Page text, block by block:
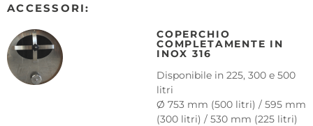
ACCESSORI:
COPERCHIO
COMPLETAMENTE IN
INOX 316
Disponibile in 225, 300 e 500
litri
Ø 753 mm (500 litri) / 595 mm
(300 litri) / 530 mm (225 litri)